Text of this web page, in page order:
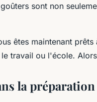
sont non
êtes maintenant
travail ou l'école.
la